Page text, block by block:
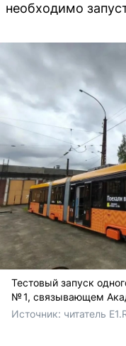
необходимо
Тестовый запуск
№ 1, связывающем
Источник: читатель